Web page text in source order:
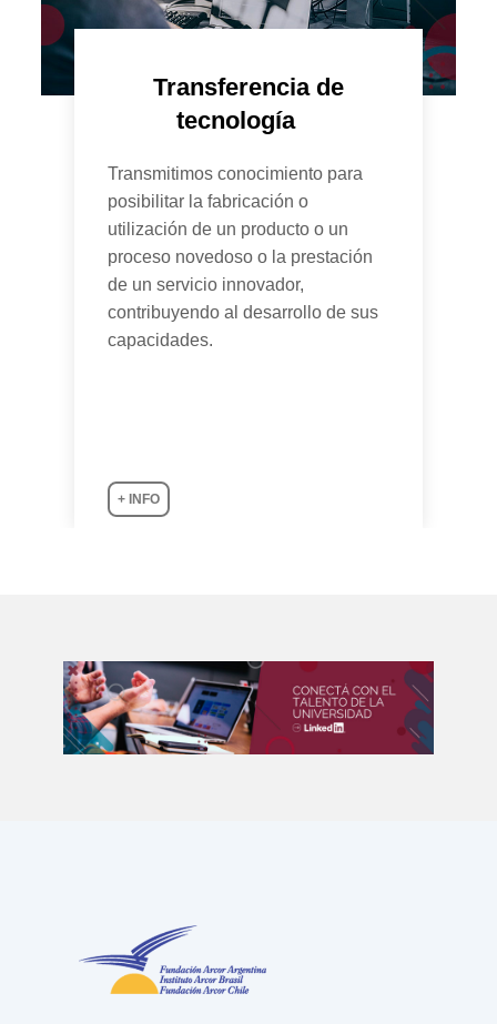
Transferencia de
tecnología
Transmitimos conocimiento para
posibilitar la fabricación o
utilización de un producto o un
proceso novedoso o la prestación
de un servicio innovador,
contribuyendo al desarrollo de sus
capacidades.
+ INFO